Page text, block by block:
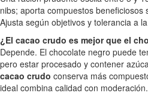
nibs; aporta compuestos
Ajusta según objetivos y tolerancia a
¿El cacao crudo es mejor que el
Depende. El chocolate negro puede
pero estar procesado y contener
cacao crudo conserva más
ideal combina calidad con moderación.